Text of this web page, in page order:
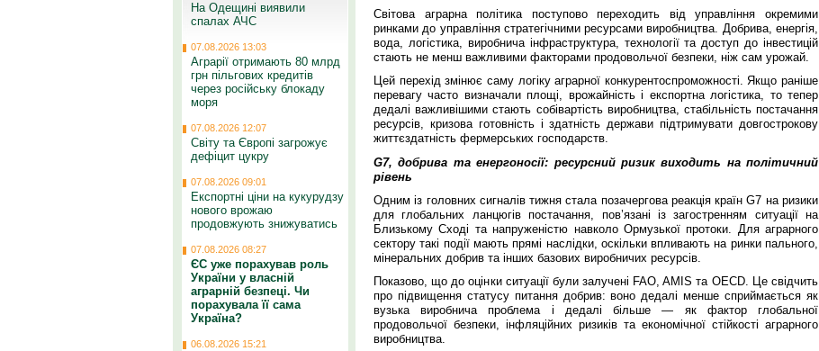
Світова аграрна політика поступово переходить від управління окремими
ринками до управління стратегічними ресурсами виробництва. Добрива, енергія,
вода, логістика, виробнича інфраструктура, технології та доступ до інвестицій
стають не менш важливими факторами продовольчої безпеки, ніж сам урожай.
Цей перехід змінює саму логіку аграрної конкурентоспроможності. Якщо раніше
перевагу часто визначали площі, врожайність і експортна логістика, то тепер
дедалі важливішими стають собівартість виробництва, стабільність постачання
ресурсів, кризова готовність і здатність держави підтримувати довгострокову
життєздатність фермерських господарств.
G7, добрива та енергоносії: ресурсний ризик виходить на політичний
рівень
Одним із головних сигналів тижня стала позачергова реакція країн G7 на ризики
для глобальних ланцюгів постачання, пов’язані із загостренням ситуації на
Близькому Сході та напруженістю навколо Ормузької протоки. Для аграрного
сектору такі події мають прямі наслідки, оскільки впливають на ринки пального,
мінеральних добрив та інших базових виробничих ресурсів.
Показово, що до оцінки ситуації були залучені FAO, AMIS та OECD. Це свідчить
про підвищення статусу питання добрив: воно дедалі менше сприймається як
вузька виробнича проблема і дедалі більше — як фактор глобальної
продовольчої безпеки, інфляційних ризиків та економічної стійкості аграрного
виробництва.
На Одещині виявили
спалах АЧС
07.08.2026 13:03
Аграрії отримають 80 млрд
грн пільгових кредитів
через російську блокаду
моря
07.08.2026 12:07
Світу та Європі загрожує
дефіцит цукру
07.08.2026 09:01
Експортні ціни на кукурудзу
нового врожаю
продовжують знижуватись
07.08.2026 08:27
ЄС уже порахував роль
України у власній
аграрній безпеці. Чи
порахувала її сама
Україна?
06.08.2026 15:21